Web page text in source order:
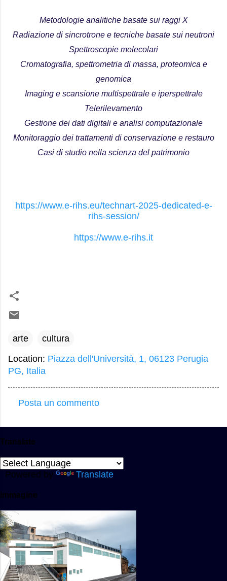
Metodologie analitiche basate sui raggi X
Radiazione di sincrotrone e tecniche basate sui neutroni
Spettroscopie molecolari
Cromatografia, spettrometria di massa, proteomica e
genomica
Imaging e scansione multispettrale e iperspettrale
Telerilevamento
Gestione dei dati digitali e analisi computazionale
Monitoraggio dei trattamenti di conservazione e restauro
Casi di studio nella scienza del patrimonio
https://www.e-rihs.eu/technart-2025-dedicated-e-
rihs-session/
https://www.e-rihs.it
arte
cultura
Location: Piazza dell'Università, 1, 06123 Perugia
PG, Italia
o
m
m
e
t
i
Posta un commento
Translate
Powered by Translate
immagine